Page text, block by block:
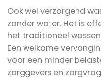
Ook wel verzorgend
zonder water. Het is
het traditioneel
Een welkome
voor een minder
zorggevers en